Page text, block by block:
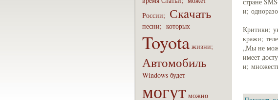
России; Скaчать
песни; которых
Toyota жизни;
Автомобиль
Windows будет
могут можно
и;
Критики;
кражи;
„Мы не
имеет
и;